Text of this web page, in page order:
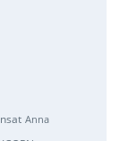
Anna